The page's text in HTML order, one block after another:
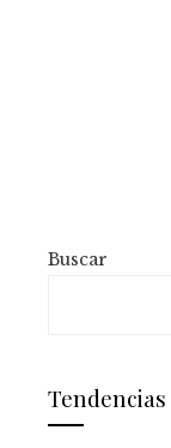
Buscar
Tendencias